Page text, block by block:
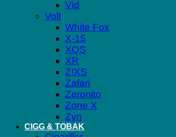
Vid
Volt
White Fox
X-15
XQS
XR
Z!XS
Zafari
Zeronito
Zone X
Zyn
CIGG & TOBAK